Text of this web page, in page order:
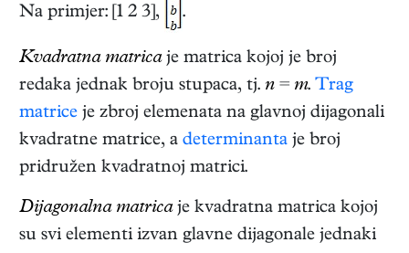
Na primjer: [1 2 3],
.
Kvadratna matricaje matrica kojoj je broj
redaka jednak broju stupaca, tj. n = m. Trag
matrice je zbroj elemenata na glavnoj dijagonali
kvadratne matrice, a determinanta je broj
pridružen kvadratnoj matrici.
Dijagonalna matricaje kvadratna matrica kojoj
su svi elementi izvan glavne dijagonale jednaki